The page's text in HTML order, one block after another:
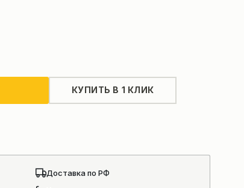
КУПИТЬ В 1 КЛИК
Доставка по РФ